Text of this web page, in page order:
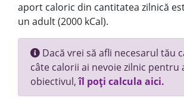
aport caloric din cantitatea zilnică
un adult (2000 kCal).
Dacă vrei să afli necesarul tău
câte calorii ai nevoie zilnic pentru
obiectivul,îl poți calcula aici.